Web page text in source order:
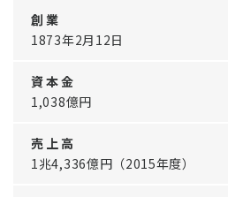
創 業
1873年2月12日
資 本 金
1,038億円
売 上 高
1兆4,336億円（2015年度）